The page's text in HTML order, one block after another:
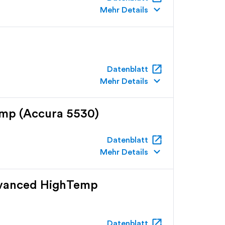
Mehr Details keyboard_arrow_down
Datenblatt open_in_new
Mehr Details keyboard_arrow_down
(Accura 5530)
Datenblatt open_in_new
Mehr Details keyboard_arrow_down
HighTemp